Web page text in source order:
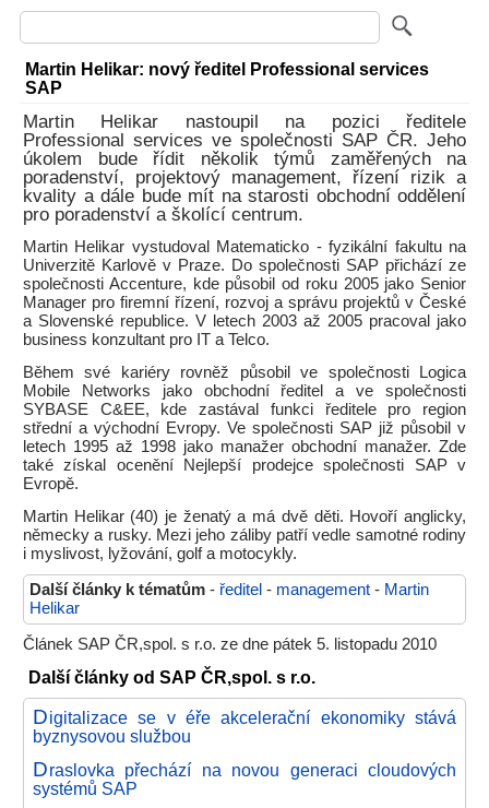
Martin Helikar: nový ředitel Professional services
SAP
Martin Helikar nastoupil na pozici ředitele
Professional services ve společnosti SAP ČR. Jeho
úkolem bude řídit několik týmů zaměřených na
poradenství, projektový management, řízení rizik a
kvality a dále bude mít na starosti obchodní oddělení
pro poradenství a školící centrum.
Martin Helikar vystudoval Matematicko - fyzikální fakultu na
Univerzitě Karlově v Praze. Do společnosti SAP přichází ze
společnosti Accenture, kde působil od roku 2005 jako Senior
Manager pro firemní řízení, rozvoj a správu projektů v České
a Slovenské republice. V letech 2003 až 2005 pracoval jako
business konzultant pro IT a Telco.
Během své kariéry rovněž působil ve společnosti Logica
Mobile Networks jako obchodní ředitel a ve společnosti
SYBASE C&EE, kde zastával funkci ředitele pro region
střední a východní Evropy. Ve společnosti SAP již působil v
letech 1995 až 1998 jako manažer obchodní manažer. Zde
také získal ocenění Nejlepší prodejce společnosti SAP v
Evropě.
Martin Helikar (40) je ženatý a má dvě děti. Hovoří anglicky,
německy a rusky. Mezi jeho záliby patří vedle samotné rodiny
i myslivost, lyžování, golf a motocykly.
Další články k tématům - ředitel - management - Martin
Helikar
Článek SAP ČR,spol. s r.o. ze dne pátek 5. listopadu 2010
Další články od SAP ČR,spol. s r.o.
Digitalizace se v éře akcelerační ekonomiky stává
byznysovou službou
Draslovka přechází na novou generaci cloudových
systémů SAP